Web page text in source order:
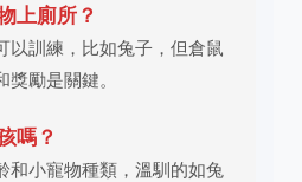
上廁所？
以訓練，比如兔子，但倉鼠
勵是關鍵。
嗎？
和小寵物種類，溫馴的如兔